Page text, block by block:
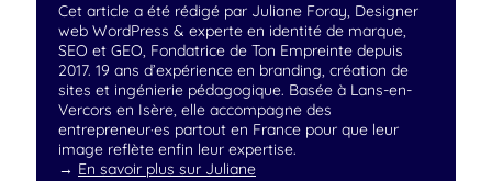
Cet article a été rédigé par Juliane Foray, Designer
web WordPress & experte en identité de marque,
SEO et GEO, Fondatrice de Ton Empreinte depuis
2017. 19 ans d’expérience en branding, création de
sites et ingénierie pédagogique. Basée à Lans-en-
Vercors en Isère, elle accompagne des
entrepreneur·es partout en France pour que leur
image reflète enfin leur expertise.
→ En savoir plus sur Juliane